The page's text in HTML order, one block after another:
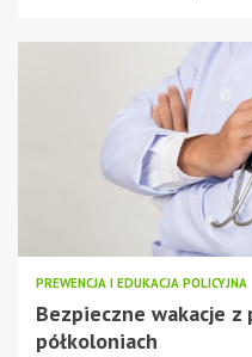
PREWENCJA I EDUKACJA POLICYJNA
Bezpieczne wakacje
półkoloniach